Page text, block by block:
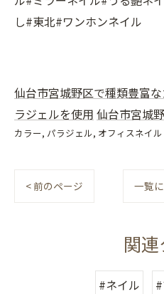
し#東北#ワンホンネイル
仙台市宮城野区で種類豊富
ラジェルを使用 仙台市宮城
カラー パラジェル オフィスネイル
< 前のページ 一覧
関
#ネイル